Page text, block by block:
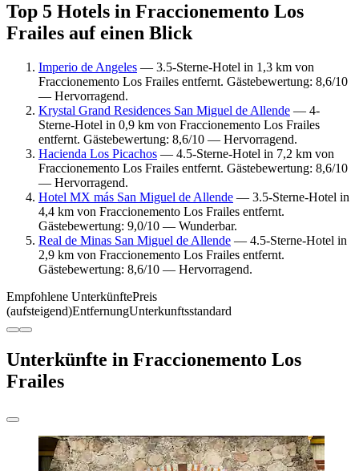
Top 5 Hotels in Fraccionemento Los
Frailes auf einen Blick
Imperio de Angeles — 3.5-Sterne-Hotel in 1,3 km von
Fraccionemento Los Frailes entfernt. Gästebewertung: 8,6/10
— Hervorragend.
Krystal Grand Residences San Miguel de Allende — 4-
Sterne-Hotel in 0,9 km von Fraccionemento Los Frailes
entfernt. Gästebewertung: 8,6/10 — Hervorragend.
Hacienda Los Picachos — 4.5-Sterne-Hotel in 7,2 km von
Fraccionemento Los Frailes entfernt. Gästebewertung: 8,6/10
— Hervorragend.
Hotel MX más San Miguel de Allende — 3.5-Sterne-Hotel in
4,4 km von Fraccionemento Los Frailes entfernt.
Gästebewertung: 9,0/10 — Wunderbar.
Real de Minas San Miguel de Allende — 4.5-Sterne-Hotel in
2,9 km von Fraccionemento Los Frailes entfernt.
Gästebewertung: 8,6/10 — Hervorragend.
Empfohlene UnterkünftePreis
(aufsteigend)EntfernungUnterkunftsstandard
Unterkünfte in Fraccionemento Los
Frailes